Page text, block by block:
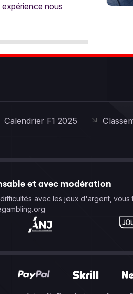
nous
Calendrier F1 2025
et avec modération
avec les jeux d'argent,